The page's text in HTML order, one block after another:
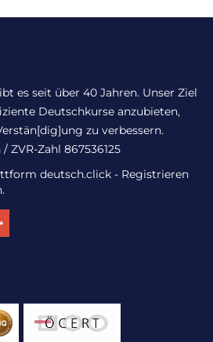
es seit über 40 Jahren. Unser Ziel
Deutschkurse anzubieten,
zu verbessern.
ZVR-Zahl 867536125
deutsch.click - Registrieren